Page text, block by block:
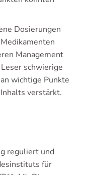
Dosierungen
Management
schwierige
wichtige Punkte
verstärkt.
reguliert und
für